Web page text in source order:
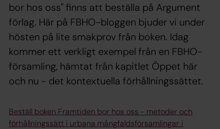
bor hos oss" finns att beställa på Argument
förlag. Här på FBHO-bloggen bjuder vi under
hösten på lite smakprov från boken. Idag
kommer ett verkligt exempel från en FBHO-
församling, hämtat från kapitlet Öppet här
och nu - det kontextuella förhållningssättet.
Beställ boken Framtiden bor hos oss - metoder och
förhållningssätt i urbana mångfaldsförsamlingar i